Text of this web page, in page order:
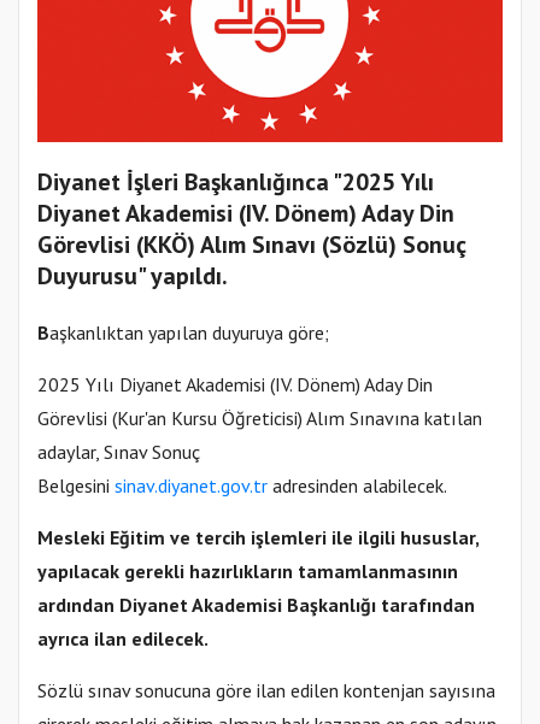
Diyanet İşleri Başkanlığınca "2025 Yılı
Diyanet Akademisi (IV. Dönem) Aday Din
Görevlisi (KKÖ) Alım Sınavı (Sözlü) Sonuç
Duyurusu" yapıldı.
Başkanlıktan yapılan duyuruya göre;
2025 Yılı Diyanet Akademisi (IV. Dönem) Aday Din
Görevlisi (Kur'an Kursu Öğreticisi) Alım Sınavına katılan
adaylar, Sınav Sonuç
Belgesini sinav.diyanet.gov.tr adresinden alabilecek.
Mesleki Eğitim ve tercih işlemleri ile ilgili hususlar,
yapılacak gerekli hazırlıkların tamamlanmasının
ardından Diyanet Akademisi Başkanlığı tarafından
ayrıca ilan edilecek.
Sözlü sınav sonucuna göre ilan edilen kontenjan sayısına